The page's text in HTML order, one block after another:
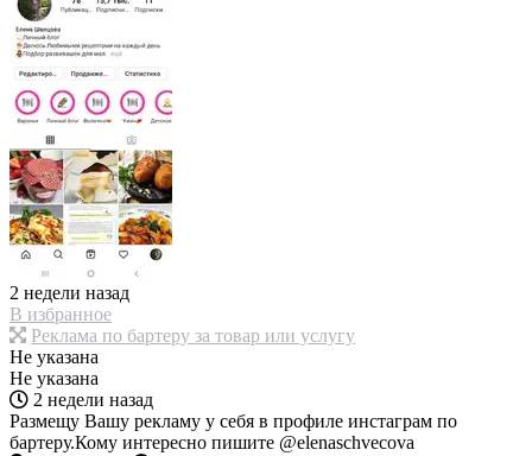
2 недели назад
В избранное
Реклама по бартеру за товар или услугу
Не указана
Не указана
2 недели назад
Размещу Вашу рекламу у себя в профиле инстаграм по
бартеру.Кому интересно пишите @elenaschvecova